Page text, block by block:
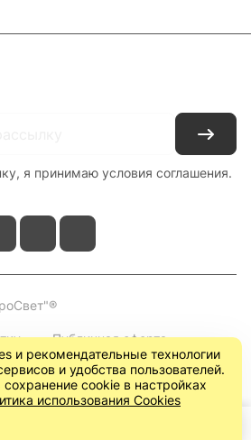
я принимаю условия соглашения.
Публичная оферта
(пользовательское
соглашение)
и рекомендательные технологии
и удобства пользователей.
cookie в настройках
использования Cookies